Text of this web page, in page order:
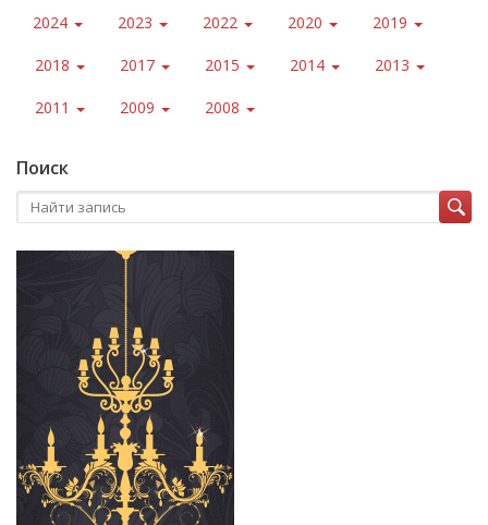
2024 2023 2022 2020 2019
2018 2017 2015 2014 2013
2011 2009 2008
Поиск